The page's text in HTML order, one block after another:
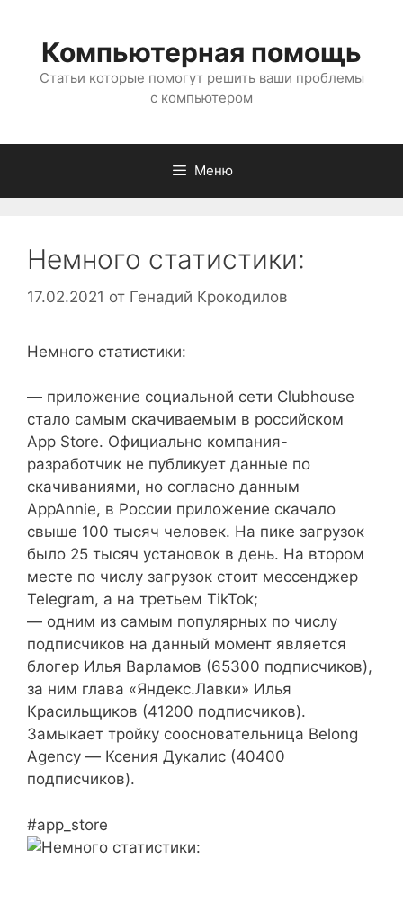
содержимому
Компьютерная помощь
Статьи которые помогут решить ваши проблемы
с компьютером
Меню
Немного статистики:
17.02.2021 от Генадий Крокодилов
Немного статистики:
— приложение социальной сети Clubhouse
стало самым скачиваемым в российском
App Store. Официально компания-
разработчик не публикует данные по
скачиваниями, но согласно данным
AppAnnie, в России приложение скачало
свыше 100 тысяч человек. На пике загрузок
было 25 тысяч установок в день. На втором
месте по числу загрузок стоит мессенджер
Telegram, а на третьем TikTok;
— одним из самым популярных по числу
подписчиков на данный момент является
блогер Илья Варламов (65300 подписчиков),
за ним глава «Яндекс.Лавки» Илья
Красильщиков (41200 подписчиков).
Замыкает тройку соосновательница Belong
Agency — Ксения Дукалис (40400
подписчиков).
#app_store